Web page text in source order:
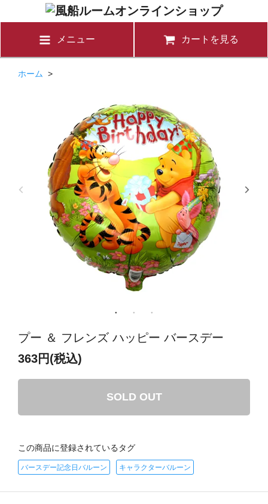
メニュー カートを見る
ホーム >
プー ＆ フレンズ ハッピー バースデー
363円(税込)
SOLD OUT
この商品に登録されているタグ
バースデー記念日バルーン キャラクターバルーン